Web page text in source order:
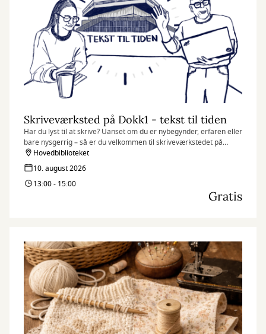
Skriveværksted på Dokk1 - tekst til tiden
Har du lyst til at skrive? Uanset om du er nybegynder, erfaren eller
bare nysgerrig – så er du velkommen til skriveværkstedet på
Dokk1. Her handler det ikke om at skrive korrekt, men om at
slippe fantasien løs og finde glæde i sproget.
Hovedbiblioteket
10. august 2026
13:00 - 15:00
Gratis